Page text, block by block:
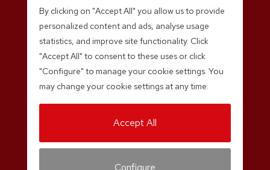
By clicking on "Accept All" you allow us to provide
personalized content and ads, analyse usage
statistics, and improve site functionality. Click
"Accept All" to consent to these uses or click
"Configure" to manage your cookie settings. You
may change your cookie settings at any time.
Accept All